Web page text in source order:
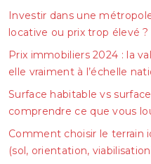
Investir dans une
locative ou prix trop élevé ?
Prix immobiliers 2024 : la
elle vraiment à l’échelle
Surface habitable vs
comprendre ce que vous
Comment choisir le terrain
(sol, orientation,